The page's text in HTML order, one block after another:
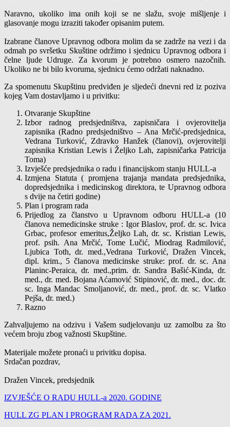
Naravno, ukoliko ima onih koji se ne slažu, svoje mišljenje i
glasovanje mogu izraziti također opisanim putem.
Izabrane članove Upravnog odbora molim da se zadrže na vezi i da
odmah po svršetku Skuštine održimo i sjednicu Upravnog odbora i
čelne ljude Udruge. Za kvorum je potrebno osmero nazočnih.
Ukoliko ne bi bilo kvoruma, sjednicu ćemo održati naknadno.
Za spomenutu Skupštinu predviđen je sljedeći dnevni red iz poziva
kojeg Vam dostavljamo i u privitku:
Otvaranje Skupštine
Izbor radnog predsjedništva, zapisničara i ovjerovitelja
zapisnika (Radno predsjedništvo – Ana Mrčić-predsjednica,
Vedrana Turković, Zdravko Hanžek (članovi), ovjerovitelji
zapisnika Kristian Lewis i Željko Lah, zapisničarka Patricija
Toma)
Izvješće predsjednika o radu i financijskom stanju HULL-a
Izmjena Statuta ( promjena trajanja mandata predsjednika,
dopredsjednika i medicinskog direktora, te Upravnog odbora
s dvije na četiri godine)
Plan i program rada
Prijedlog za članstvo u Upravnom odboru HULL-a (10
članova nemedicinske struke : Igor Blaslov, prof. dr. sc. Ivica
Grbac, profesor emeritus,Željko Lah, dr. sc. Kristian Lewis,
prof. psih. Ana Mrčić, Tome Lučić, Miodrag Radmilović,
Ljubica Toth, dr. med.,Vedrana Turković, Dražen Vincek,
dipl. krim., 5 članova medicinske struke: prof. dr. sc. Ana
Planinc-Peraica, dr. med.,prim. dr. Sandra Bašić-Kinda, dr.
med., dr. med. Bojana Aćamović Stipinović, dr. med., doc. dr.
sc. Inga Mandac Smoljanović, dr. med., prof. dr. sc. Vlatko
Pejša, dr. med.)
Razno
Zahvaljujemo na odzivu i Vašem sudjelovanju uz zamolbu za što
većem broju zbog važnosti Skupštine.
Materijale možete pronaći u privitku dopisa.
Srdačan pozdrav,
Dražen Vincek, predsjednik
IZVJEŠĆE O RADU HULL-a 2020. GODINE
HULL ZG PLAN I PROGRAM RADA ZA 2021.